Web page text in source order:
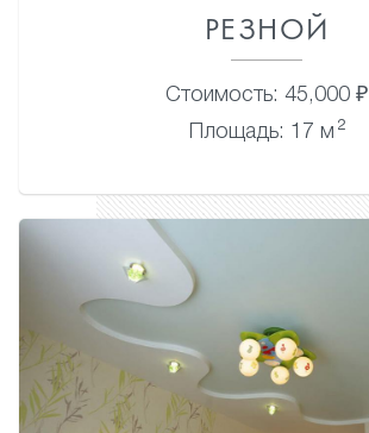
РЕЗНОЙ
Стоимость: 45,000 ₽
Площадь: 17 м 2